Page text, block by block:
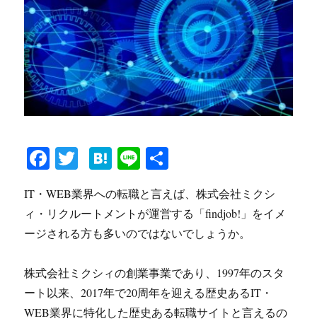
Fa
bo
ok
T
wi
tte
r
H
at
en
a
Li
ne 有
IT・WEB業界への転職と言えば、株式会社ミクシ
ィ・リクルートメントが運営する「findjob!」をイメ
ージされる方も多いのではないでしょうか。
株式会社ミクシィの創業事業であり、1997年のスタ
ート以来、2017年で20周年を迎える歴史あるIT・
WEB業界に特化した歴史ある転職サイトと言えるの